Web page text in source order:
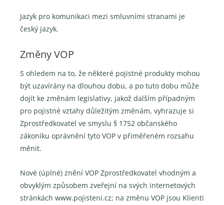
Jazyk pro komunikaci mezi smluvními stranami je
český jazyk.
Změny VOP
S ohledem na to, že některé pojistné produkty mohou
být uzavírány na dlouhou dobu, a po tuto dobu může
dojít ke změnám legislativy, jakož dalším případným
pro pojistné vztahy důležitým změnám, vyhrazuje si
Zprostředkovatel ve smyslu § 1752 občanského
zákoníku oprávnění tyto VOP v přiměřeném rozsahu
měnit.
Nové (úplné) znění VOP Zprostředkovatel vhodným a
obvyklým způsobem zveřejní na svých internetových
stránkách www.pojisteni.cz; na změnu VOP jsou Klienti